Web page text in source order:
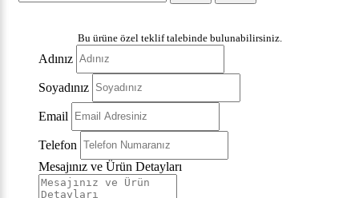
Bu ürüne özel teklif talebinde bulunabilirsiniz.
Adınız
Soyadınız
Email
Telefon
Mesajınız ve Ürün Detayları